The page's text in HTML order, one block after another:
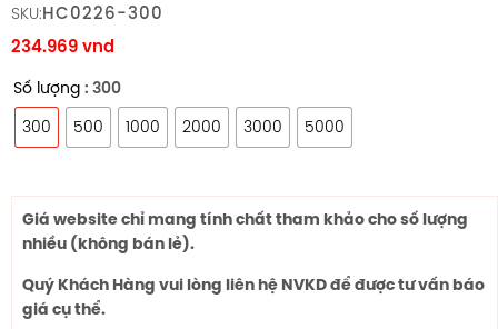
SKU:HC0226-300
234.969vnd
Số lượng : 300
300
500 1000 2000 3000 5000
Giá website chỉ mang tính chất tham khảo cho số lượng
nhiều (không bán lẻ).
Quý Khách Hàng vui lòng liên hệ NVKD để được tư vấn báo
giá cụ thể.